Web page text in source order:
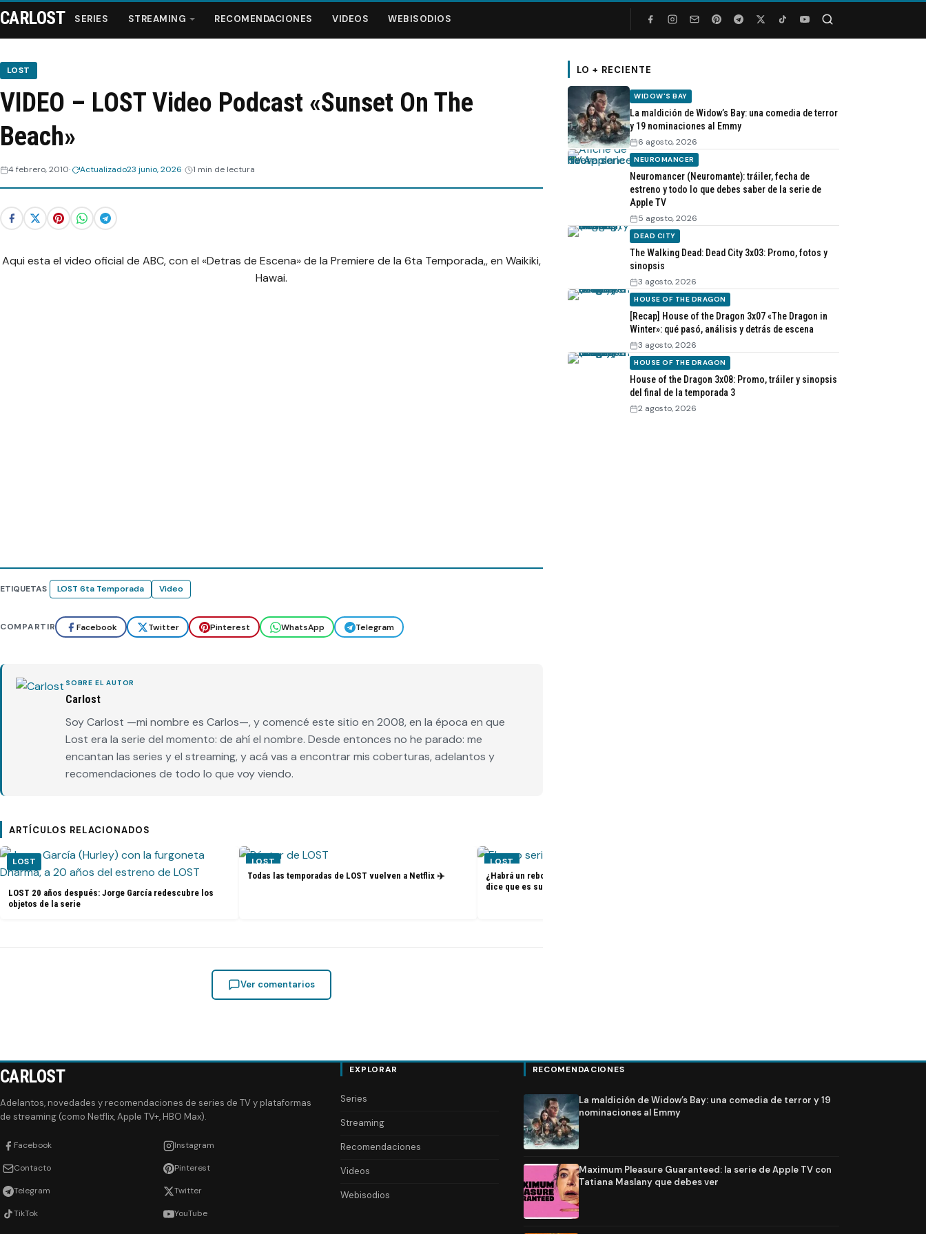
Series
Streaming
Videos
Webisodios
CARLOST SERIES STREAMING RECOMENDACIONES VIDEOS WEBISODIOS
LOST
VIDEO – LOST Video Podcast «Sunset On The
Beach»
4 febrero, 2010 Actualizado23 junio, 2026 1 min de lectura
Aqui esta el video oficial de ABC, con el «Detras de Escena» de la Premiere de la 6ta Temporada,, en Waikiki,
Hawai.
ETIQUETAS LOST 6ta Temporada Video
COMPARTIR Facebook Twitter Pinterest WhatsApp Telegram
SOBRE EL AUTOR
Carlost
Soy Carlost —mi nombre es Carlos—, y comencé este sitio en 2008, en la época en que
Lost era la serie del momento: de ahí el nombre. Desde entonces no he parado: me
encantan las series y el streaming, y acá vas a encontrar mis coberturas, adelantos y
recomendaciones de todo lo que voy viendo.
ARTÍCULOS RELACIONADOS
LOST
LOST 20 años después: Jorge García redescubre los
objetos de la serie
LOST
Todas las temporadas de LOST vuelven a Netflix ✈️
LOST
¿Habrá un reboot de Lost? La nueva presidenta de ABC
dice que es su sueño
Ver comentarios
LO + RECIENTE
WIDOW'S BAY
La maldición de Widow’s Bay: una comedia de terror
y 19 nominaciones al Emmy
6 agosto, 2026
NEUROMANCER
Neuromancer (Neuromante): tráiler, fecha de
estreno y todo lo que debes saber de la serie de
Apple TV
5 agosto, 2026
DEAD CITY
The Walking Dead: Dead City 3x03: Promo, fotos y
sinopsis
3 agosto, 2026
HOUSE OF THE DRAGON
[Recap] House of the Dragon 3x07 «The Dragon in
Winter»: qué pasó, análisis y detrás de escena
3 agosto, 2026
HOUSE OF THE DRAGON
House of the Dragon 3x08: Promo, tráiler y sinopsis
del final de la temporada 3
2 agosto, 2026
CARLOST
Adelantos, novedades y recomendaciones de series de TV y plataformas
de streaming (como Netflix, Apple TV+, HBO Max).
Facebook Instagram
Contacto Pinterest
Telegram Twitter
TikTok YouTube
EXPLORAR
Series
Streaming
Recomendaciones
Videos
Webisodios
RECOMENDACIONES
La maldición de Widow’s Bay: una comedia de terror y 19
nominaciones al Emmy
Maximum Pleasure Guaranteed: la serie de Apple TV con
Tatiana Maslany que debes ver